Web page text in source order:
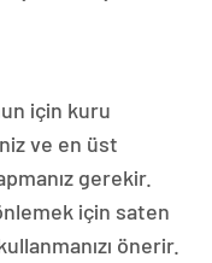
için kuru
ve en üst
gerekir.
için saten
önerir.